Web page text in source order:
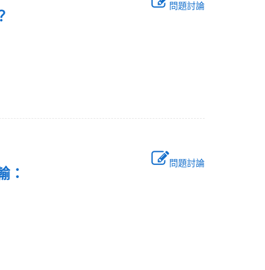
問題討論
問題討論
：